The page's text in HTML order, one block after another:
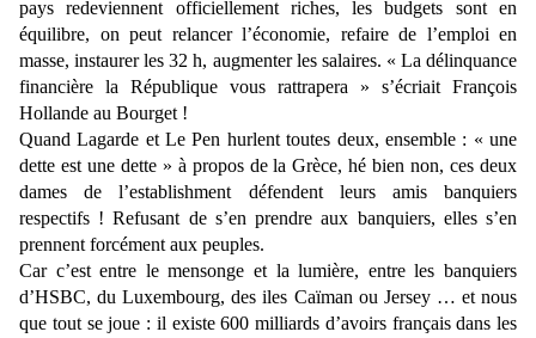
pays redeviennent officiellement riches, les budgets sont en
équilibre, on peut relancer l’économie, refaire de l’emploi en
masse, instaurer les 32 h, augmenter les salaires. « La délinquance
financière la République vous rattrapera » s’écriait François
Hollande au Bourget !
Quand Lagarde et Le Pen hurlent toutes deux, ensemble : « une
dette est une dette » à propos de la Grèce, hé bien non, ces deux
dames de l’establishment défendent leurs amis banquiers
respectifs ! Refusant de s’en prendre aux banquiers, elles s’en
prennent forcément aux peuples.
Car c’est entre le mensonge et la lumière, entre les banquiers
d’HSBC, du Luxembourg, des iles Caïman ou Jersey … et nous
que tout se joue : il existe 600 milliards d’avoirs français dans les